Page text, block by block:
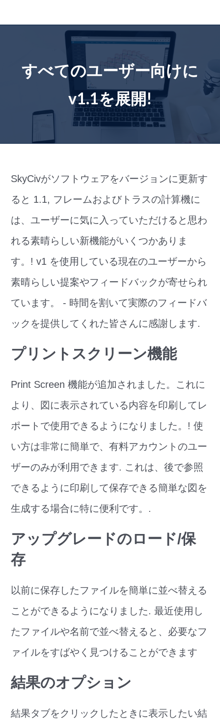
すべてのユーザー向けに
v1.1を展開!
SkyCivがソフトウェアをバージョンに更新す
ると 1.1, フレームおよびトラスの計算機に
は、ユーザーに気に入っていただけると思わ
れる素晴らしい新機能がいくつかありま
す。! v1 を使用している現在のユーザーから
素晴らしい提案やフィードバックが寄せられ
ています。 - 時間を割いて実際のフィードバ
ックを提供してくれた皆さんに感謝します.
プリントスクリーン機能
Print Screen 機能が追加されました。これに
より、図に表示されている内容を印刷してレ
ポートで使用できるようになりました。! 使
い方は非常に簡単で、有料アカウントのユー
ザーのみが利用できます. これは、後で参照
できるように印刷して保存できる簡単な図を
生成する場合に特に便利です。.
アップグレードのロード/保
存
以前に保存したファイルを簡単に並べ替える
ことができるようになりました. 最近使用し
たファイルや名前で並べ替えると、必要なフ
ァイルをすばやく見つけることができます
結果のオプション
結果タブをクリックしたときに表示したい結